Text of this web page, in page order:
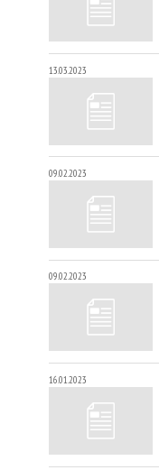
13.03.2023
09.02.2023
09.02.2023
16.01.2023